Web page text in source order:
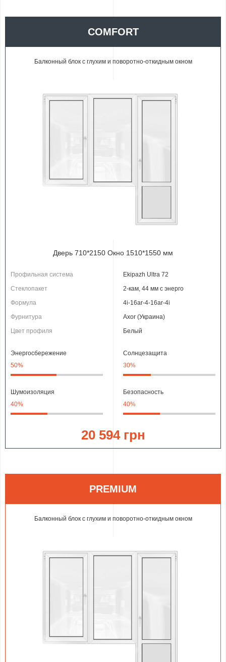
COMFORT
Балконный блок с глухим и поворотно-откидным окном
Дверь 710*2150 Окно 1510*1550 мм
Профильная система
Ekipazh Ultra 72
Стеклопакет
2-кам, 44 мм с энерго
Формула
4i-16ar-4-16ar-4i
Фурнитура
Axor (Украина)
Цвет профиля
Белый
Энергосбережение
50%
Солнцезащита
30%
Шумоизоляция
40%
Безопасность
40%
20 594 грн
PREMIUM
Балконный блок с глухим и поворотно-откидным окном